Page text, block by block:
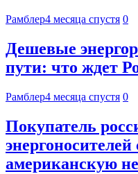
Рамблер4 месяца спустя 0
Дешевые
пути: что ждет
Рамблер4 месяца спустя 0
Покупатель
энергоносителей
американскую